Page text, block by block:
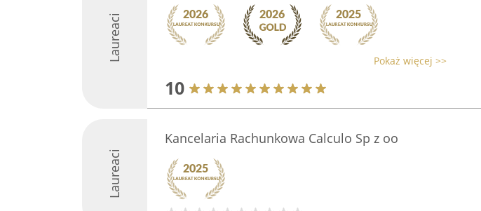
Laureaci Pokaż więcej >>
10
Laureaci
Kancelaria Rachunkowa Calculo Sp z oo